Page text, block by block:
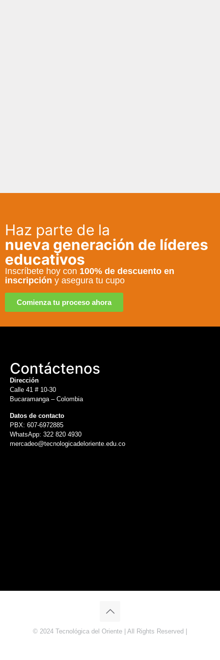
Haz parte de la
nueva generación de líderes
educativos
Inscríbete hoy con 100% de descuento en
inscripción y asegura tu cupo
Comienza tu proceso ahora
Contáctenos
Dirección
Calle 41 # 10-30
Bucaramanga – Colombia
Datos de contacto
PBX: 607-6972885
WhatsApp: 322 820 4930
mercadeo@tecnologicadeloriente.edu.co
© 2024 Tecnológica del Oriente | All Rights Reserved |